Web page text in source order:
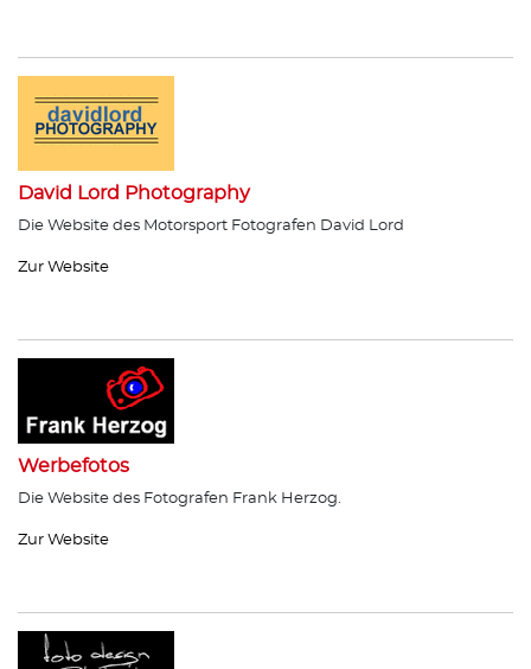
David Lord Photography
Die Website des Motorsport Fotografen David Lord
Zur Website
Werbefotos
Die Website des Fotografen Frank Herzog.
Zur Website